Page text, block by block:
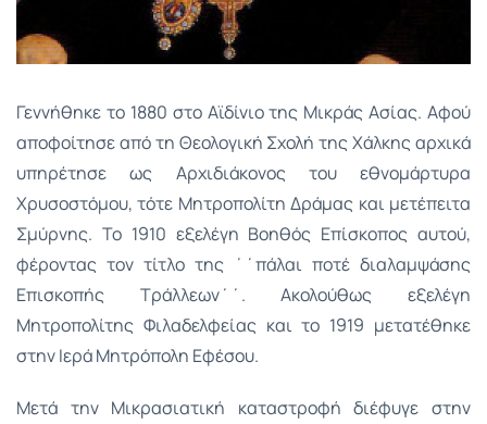
Γεννήθηκε το 1880 στο Αϊδίνιο της Μικράς Ασίας. Αφού
αποφοίτησε από τη Θεολογική Σχολή της Χάλκης αρχικά
υπηρέτησε ως Αρχιδιάκονος του εθνομάρτυρα
Χρυσοστόμου, τότε Μητροπολίτη Δράμας και μετέπειτα
Σμύρνης. Το 1910 εξελέγη Βοηθός Επίσκοπος αυτού,
φέροντας τον τίτλο της ΄΄πάλαι ποτέ διαλαμψάσης
Επισκοπής Τράλλεων΄΄. Ακολούθως εξελέγη
Μητροπολίτης Φιλαδελφείας και το 1919 μετατέθηκε
στην Ιερά Μητρόπολη Εφέσου.
Μετά την Μικρασιατική καταστροφή διέφυγε στην